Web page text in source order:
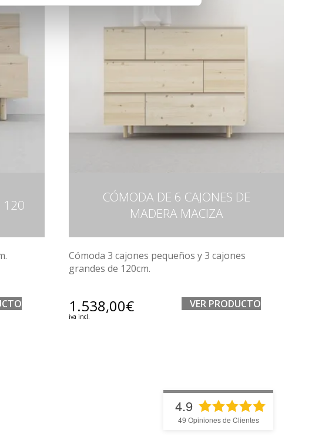
120
CÓMODA DE 6 CAJONES DE
MADERA MACIZA
Cómoda 3 cajones pequeños y 3 cajones
grandes de 120cm.
1.538,00€
iva incl.
VER PRODUCTO
4.9
49 Opiniones de Clientes